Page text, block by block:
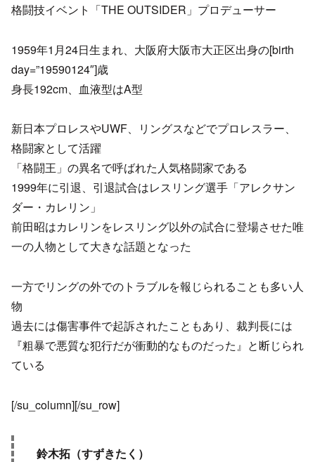
格闘技イベント「THE OUTSIDER」プロデューサー
1959年1月24日生まれ、大阪府大阪市大正区出身の[birth
day=”19590124″]歳
身長192cm、血液型はA型
新日本プロレスやUWF、リングスなどでプロレスラー、
格闘家として活躍
「格闘王」の異名で呼ばれた人気格闘家である
1999年に引退、引退試合はレスリング選手「アレクサン
ダー・カレリン」
前田昭はカレリンをレスリング以外の試合に登場させた唯
一の人物として大きな話題となった
一方でリングの外でのトラブルを報じられることも多い人
物
過去には傷害事件で起訴されたこともあり、裁判長には
『粗暴で悪質な犯行だが衝動的なものだった』と断じられ
ている
[/su_column][/su_row]
鈴木拓（すずきたく）